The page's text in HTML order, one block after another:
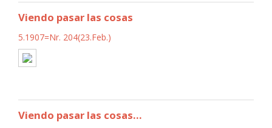
Viendo pasar las cosas
5.1907=Nr. 204(23.Feb.)
Viendo pasar las cosas...